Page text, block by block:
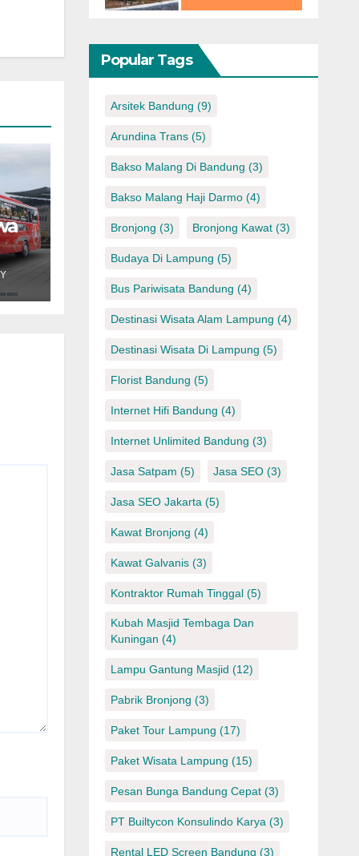
Popular Tags
Arsitek Bandung (9)
Arundina Trans(5)
Bakso Malang Di Bandung (3)
Bakso Malang Haji Darmo(4)
Bronjong (3) Bronjong Kawat(3)
Budaya Di Lampung (5)
Bus Pariwisata Bandung (4)
Destinasi Wisata Alam Lampung (4)
Destinasi Wisata Di Lampung (5)
Florist Bandung (5)
Internet Hifi Bandung (4)
Internet Unlimited Bandung (3)
Jasa Satpam (5) Jasa SEO(3)
Jasa SEO Jakarta (5)
Kawat Bronjong (4)
Kawat Galvanis(3)
Kontraktor Rumah Tinggal(5)
Kubah Masjid Tembaga Dan
Kuningan (4)
Lampu Gantung Masjid (12)
Pabrik Bronjong (3)
Paket Tour Lampung (17)
Paket Wisata Lampung (15)
Pesan Bunga Bandung Cepat(3)
PT Builtycon Konsulindo Karya (3)
Rental LED Screen Bandung (3)